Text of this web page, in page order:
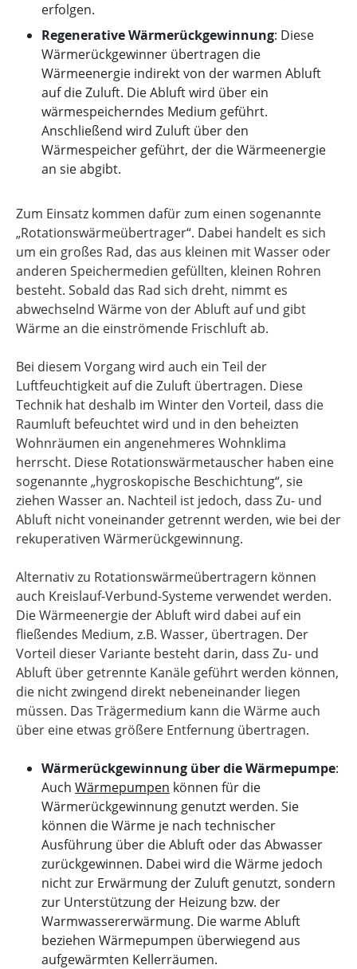
erfolgen.
Regenerative Wärmerückgewinnung: Diese
Wärmerückgewinner übertragen die
Wärmeenergie indirekt von der warmen Abluft
auf die Zuluft. Die Abluft wird über ein
wärmespeicherndes Medium geführt.
Anschließend wird Zuluft über den
Wärmespeicher geführt, der die Wärmeenergie
an sie abgibt.
Zum Einsatz kommen dafür zum einen sogenannte
„Rotationswärmeübertrager“. Dabei handelt es sich
um ein großes Rad, das aus kleinen mit Wasser oder
anderen Speichermedien gefüllten, kleinen Rohren
besteht. Sobald das Rad sich dreht, nimmt es
abwechselnd Wärme von der Abluft auf und gibt
Wärme an die einströmende Frischluft ab.
Bei diesem Vorgang wird auch ein Teil der
Luftfeuchtigkeit auf die Zuluft übertragen. Diese
Technik hat deshalb im Winter den Vorteil, dass die
Raumluft befeuchtet wird und in den beheizten
Wohnräumen ein angenehmeres Wohnklima
herrscht. Diese Rotationswärmetauscher haben eine
sogenannte „hygroskopische Beschichtung“, sie
ziehen Wasser an. Nachteil ist jedoch, dass Zu- und
Abluft nicht voneinander getrennt werden, wie bei der
rekuperativen Wärmerückgewinnung.
Alternativ zu Rotationswärmeübertragern können
auch Kreislauf-Verbund-Systeme verwendet werden.
Die Wärmeenergie der Abluft wird dabei auf ein
fließendes Medium, z.B. Wasser, übertragen. Der
Vorteil dieser Variante besteht darin, dass Zu- und
Abluft über getrennte Kanäle geführt werden können,
die nicht zwingend direkt nebeneinander liegen
müssen. Das Trägermedium kann die Wärme auch
über eine etwas größere Entfernung übertragen.
Wärmerückgewinnung über die Wärmepumpe:
Auch Wärmepumpen können für die
Wärmerückgewinnung genutzt werden. Sie
können die Wärme je nach technischer
Ausführung über die Abluft oder das Abwasser
zurückgewinnen. Dabei wird die Wärme jedoch
nicht zur Erwärmung der Zuluft genutzt, sondern
zur Unterstützung der Heizung bzw. der
Warmwassererwärmung. Die warme Abluft
beziehen Wärmepumpen überwiegend aus
aufgewärmten Kellerräumen.